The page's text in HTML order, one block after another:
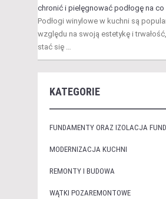
chronić i pielęgnować podłogę na co
Podłogi winylowe w kuchni są
względu na swoją estetykę i
stać się …
KATEGORIE
FUNDAMENTY ORAZ IZOLACJA
MODERNIZACJA KUCHNI
REMONTY I BUDOWA
WĄTKI POZAREMONTOWE